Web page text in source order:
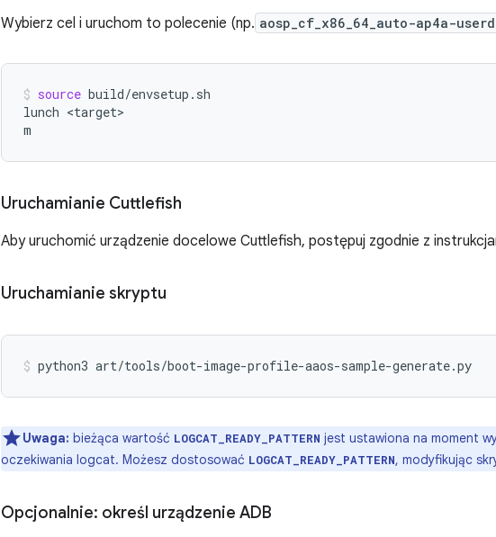
Wybierz cel i uruchom to polecenie (np. aosp_cf_x86_64_auto-ap4a-
source build/envsetup.sh
lunch <target>
m
Uruchamianie Cuttlefish
Aby uruchomić urządzenie docelowe Cuttlefish, postępuj zgodnie z
Uruchamianie skryptu
python3 art/tools/boot-image-profile-aaos-sample-generate.py
Uwaga: bieżąca wartość LOGCAT_READY_PATTERN jest ustawiona na moment
oczekiwania logcat. Możesz dostosować LOGCAT_READY_PATTERN, modyfikując
Opcjonalnie: określ urządzenie ADB